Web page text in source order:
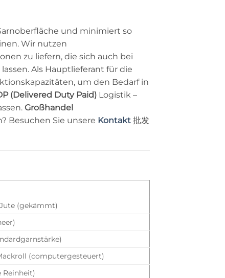
und minimiert so
Wir nutzen
zu liefern, die sich auch bei
Als Hauptlieferant für die
um den Bedarf in
(Delivered Duty Paid) Logistik –
Großhandel
Besuchen Sie unsere Kontakt 批发
(gekämmt)
(computergesteuert)
Reinheit)